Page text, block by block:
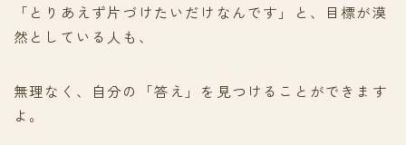
「とりあえず片づけたいだけなんです」と、目標が漠
然としている人も、
無理なく、自分の「答え」を見つけることができます
よ。